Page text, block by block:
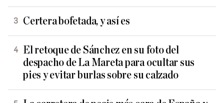
Certera bofetada, y así es
El retoque de Sánchez en su foto del
despacho de La Mareta para ocultar sus
pies y evitar burlas sobre su calzado